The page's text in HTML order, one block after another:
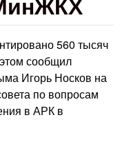
560 тысяч
сообщил
Игорь Носков на
по вопросам
в АРК в